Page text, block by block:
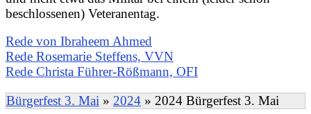
beschlossenen) Veteranentag.
Rede von Ibraheem Ahmed
Rede Rosemarie Steffens, VVN
Rede Christa Führer-Rößmann, OFI
Bürgerfest 3. Mai » 2024 » 2024 Bürgerfest 3. Mai